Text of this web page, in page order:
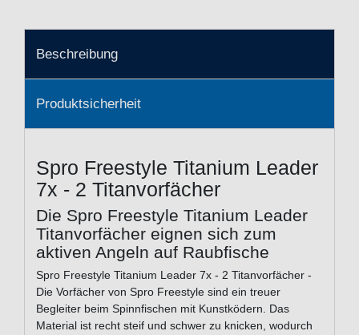
Beschreibung
Produktsicherheit
Spro Freestyle Titanium Leader
7x - 2 Titanvorfächer
Die Spro Freestyle Titanium Leader
Titanvorfächer eignen sich zum
aktiven Angeln auf Raubfische
Spro Freestyle Titanium Leader 7x - 2 Titanvorfächer -
Die Vorfächer von Spro Freestyle sind ein treuer
Begleiter beim Spinnfischen mit Kunstködern. Das
Material ist recht steif und schwer zu knicken, wodurch